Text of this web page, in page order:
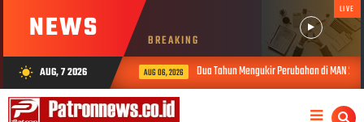
NEWS BREAKING
LIVE
wb_sunny AUG, 7 2026 AUG 06, 2026 Dua Tahun Mengukir Perubahan di MAN 2 Solok,